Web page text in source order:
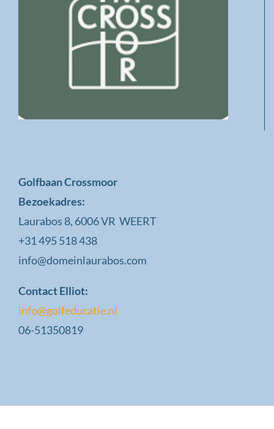
Golfbaan Crossmoor
Bezoekadres:
Laurabos 8, 6006 VR WEERT
+31 495 518 438
info@domeinlaurabos.com
Contact Elliot:
info@golfeducatie.nl
06-51350819